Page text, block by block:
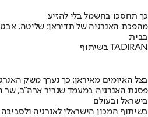
כך תחסכו בחשמל בלי להזיע
מהפכת האנרגיה של תדיראן: שליטה,
בבית
בשיתוף TADIRAN
בצל האיומים מאיראן: כך נערך משק
פסגת האנרגיה במעמד שגריר ארה"ב, שר
בישראל ובעולם
בשיתוף המכון הישראלי לאנרגיה ולסביבה